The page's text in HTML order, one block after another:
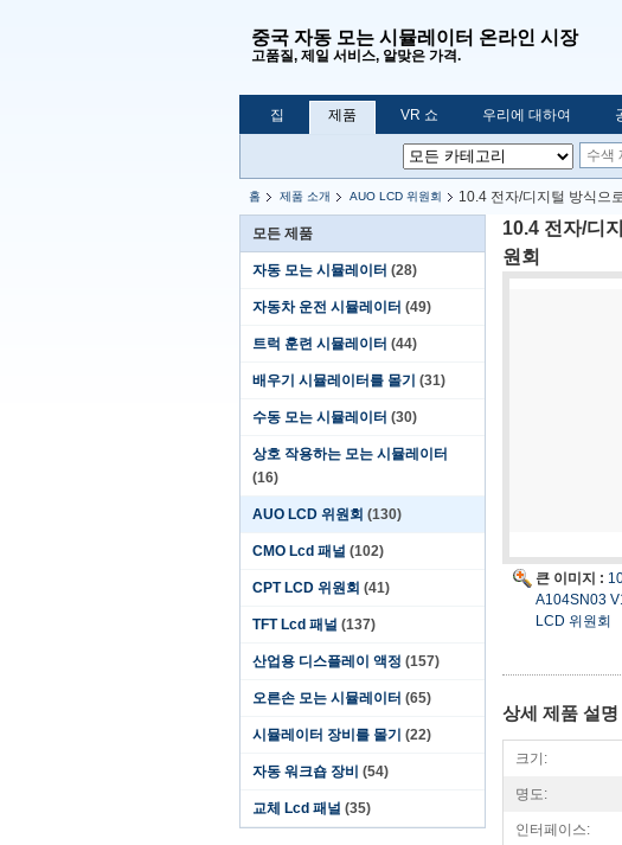
중국 자동 모는 시뮬레이터 온라인 시장
고품질, 제일 서비스, 알맞은 가격.
집 제품 VR 쇼 우리에 대하여
홈 제품 소개 AUO LCD 위원회 10.4 전자/디지털 방식으
모든 제품
자동 모는 시뮬레이터 (28)
자동차 운전 시뮬레이터 (49)
트럭 훈련 시뮬레이터 (44)
배우기 시뮬레이터를 몰기 (31)
수동 모는 시뮬레이터 (30)
상호 작용하는 모는 시뮬레이터
(16)
AUO LCD 위원회 (130)
CMO Lcd 패널 (102)
CPT LCD 위원회 (41)
TFT Lcd 패널 (137)
산업용 디스플레이 액정 (157)
오른손 모는 시뮬레이터 (65)
시뮬레이터 장비를 몰기 (22)
자동 워크숍 장비 (54)
교체 Lcd 패널 (35)
10.4 전자/디
원회
큰 이미지 :
A104SN03
LCD 위원회
상세 제품 설명
크기:
명도:
인터페이스: